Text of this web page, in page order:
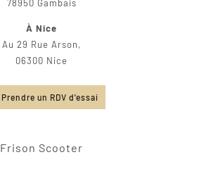
78950 Gambais
À Nice
Au 29 Rue Arson,
06300 Nice
Prendre un RDV d'essai
Frison Scooter